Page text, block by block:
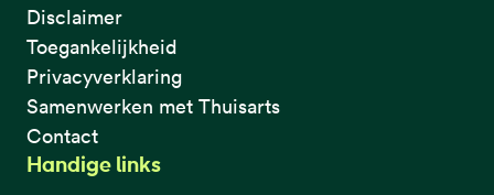
Disclaimer
Toegankelijkheid
Privacyverklaring
Samenwerken met Thuisarts
Contact
Handige links